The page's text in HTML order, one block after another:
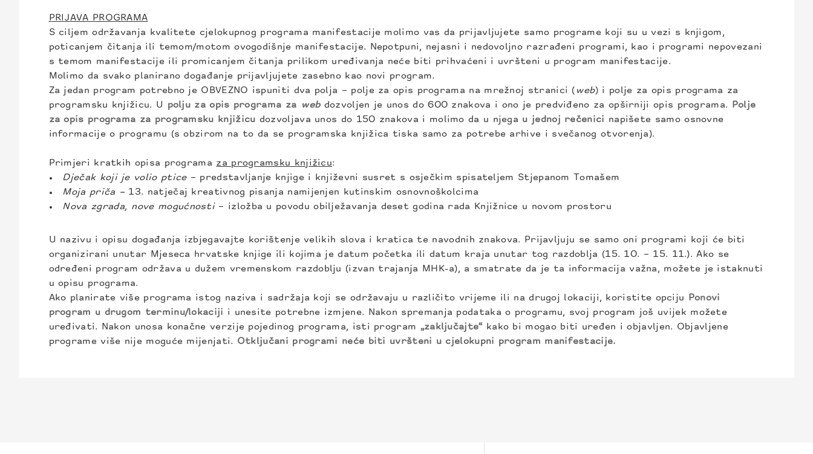
PRIJAVA PROGRAMA
S ciljem održavanja kvalitete cjelokupnog programa manifestacije molimo vas da prijavljujete samo programe koji su u vezi s knjigom,
poticanjem čitanja ili temom/motom ovogodišnje manifestacije. Nepotpuni, nejasni i nedovoljno razrađeni programi, kao i programi nepovezani
s temom manifestacije ili promicanjem čitanja prilikom uređivanja neće biti prihvaćeni i uvršteni u program manifestacije.
Molimo da svako planirano događanje prijavljujete zasebno kao novi program.
Za jedan program potrebno je OBVEZNO ispuniti dva polja – polje za opis programa na mrežnoj stranici ( web) i polje za opis programa za
programsku knjižicu. U polju za opis programa za webdozvoljen je unos do 600 znakova i ono je predviđeno za opširniji opis programa. Polje
za opis programa za programsku knjižicu dozvoljava unos do 150 znakova i molimo da u njega u jednoj rečenici napišete samo osnovne
informacije o programu (s obzirom na to da se programska knjižica tiska samo za potrebe arhive i svečanog otvorenja).
Primjeri kratkih opisa programa za programsku knjižicu:
Dječak koji je volio ptice– predstavljanje knjige i književni susret s osječkim spisateljem Stjepanom Tomašem
Moja priča – 13. natječaj kreativnog pisanja namijenjen kutinskim osnovnoškolcima
Nova zgrada, nove mogućnosti – izložba u povodu obilježavanja deset godina rada Knjižnice u novom prostoru
U nazivu i opisu događanja izbjegavajte korištenje velikih slova i kratica te navodnih znakova. Prijavljuju se samo oni programi koji će biti
organizirani unutar Mjeseca hrvatske knjige ili kojima je datum početka ili datum kraja unutar tog razdoblja (15. 10. – 15. 11.). Ako se
određeni program održava u dužem vremenskom razdoblju (izvan trajanja MHK-a), a smatrate da je ta informacija važna, možete je istaknuti
u opisu programa.
Ako planirate više programa istog naziva i sadržaja koji se održavaju u različito vrijeme ili na drugoj lokaciji, koristite opciju Ponovi
program u drugom terminu/lokaciji i unesite potrebne izmjene. Nakon spremanja podataka o programu, svoj program još uvijek možete
uređivati. Nakon unosa konačne verzije pojedinog programa, isti program „zaključajte“ kako bi mogao biti uređen i objavljen. Objavljene
programe više nije moguće mijenjati. Otključani programi neće biti uvršteni u cjelokupni program manifestacije.